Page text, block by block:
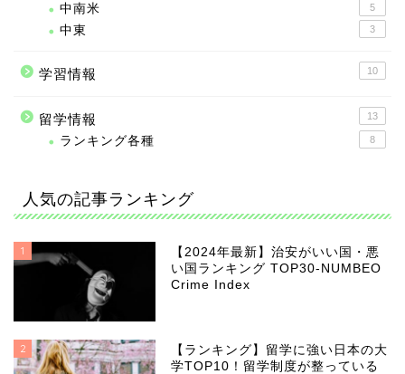
中南米 5
中東 3
学習情報 10
留学情報 13
ランキング各種 8
人気の記事ランキング
1
【2024年最新】治安がいい国・悪
い国ランキング TOP30-NUMBEO
Crime Index
2
【ランキング】留学に強い日本の大
学TOP10！留学制度が整っている